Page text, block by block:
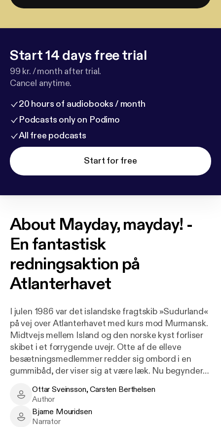
Start 14 days free trial
99 kr. / month after trial.
Cancel anytime.
20 hours of audiobooks / month
Podcasts only on Podimo
All free podcasts
Start for free
About Mayday, mayday! -
En fantastisk
redningsaktion på
Atlanterhavet
I julen 1986 var det islandske fragtskib »Sudurland«
på vej over Atlanterhavet med kurs mod Murmansk.
Midtvejs mellem Island og den norske kyst forliser
skibet i et forrygende uvejr. Otte af de elleve
besætningsmedlemmer redder sig ombord i en
gummibåd, der viser sig at være læk. Nu begynder
udmattede og dårligt udrustede sømænd, men
heldigvis er deres nødsignal »Mayday, Mayday«
blevet opfanget af bl.a. den danske flådestation på
Ottar Sveinsson, Carsten Berthelsen - Author
Ottar Sveinsson, Carsten Berthelsen
Author
Bjarne Mouridsen - Narrator
Bjarne Mouridsen
Narrator